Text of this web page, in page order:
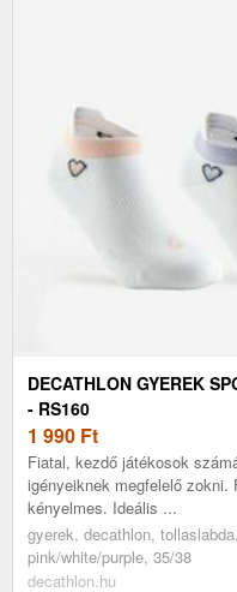
DECATHLON GYEREK
- RS160
1 990 Ft
Fiatal, kezdő játékosok
igényeiknek megfelelő zokni.
kényelmes. Ideális ...
gyerek, decathlon,
pink/white/purple, 35/38
decathlon.hu